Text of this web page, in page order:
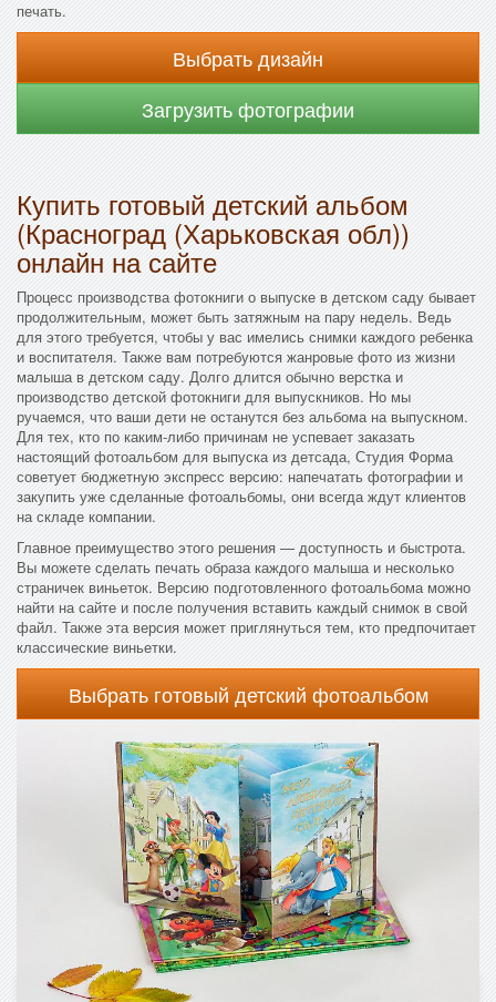
печать.
Выбрать дизайн
Загрузить фотографии
Купить готовый детский альбом
(Красноград (Харьковская обл))
онлайн на сайте
Процесс производства фотокниги о выпуске в детском саду бывает
продолжительным, может быть затяжным на пару недель. Ведь
для этого требуется, чтобы у вас имелись снимки каждого ребенка
и воспитателя. Также вам потребуются жанровые фото из жизни
малыша в детском саду. Долго длится обычно верстка и
производство детской фотокниги для выпускников. Но мы
ручаемся, что ваши дети не останутся без альбома на выпускном.
Для тех, кто по каким-либо причинам не успевает заказать
настоящий фотоальбом для выпуска из детсада, Студия Форма
советует бюджетную экспресс версию: напечатать фотографии и
закупить уже сделанные фотоальбомы, они всегда ждут клиентов
на складе компании.
Главное преимущество этого решения — доступность и быстрота.
Вы можете сделать печать образа каждого малыша и несколько
страничек виньеток. Версию подготовленного фотоальбома можно
найти на сайте и после получения вставить каждый снимок в свой
файл. Также эта версия может приглянуться тем, кто предпочитает
классические виньетки.
Выбрать готовый детский фотоальбом